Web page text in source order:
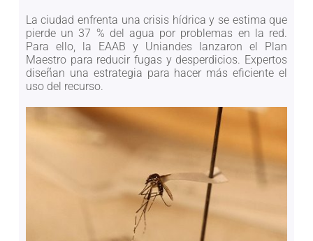
La ciudad enfrenta una crisis hídrica y se estima que
pierde un 37 % del agua por problemas en la red.
Para ello, la EAAB y Uniandes lanzaron el Plan
Maestro para reducir fugas y desperdicios. Expertos
diseñan una estrategia para hacer más eficiente el
uso del recurso.